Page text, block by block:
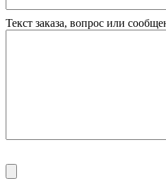
Текст заказа, вопрос или